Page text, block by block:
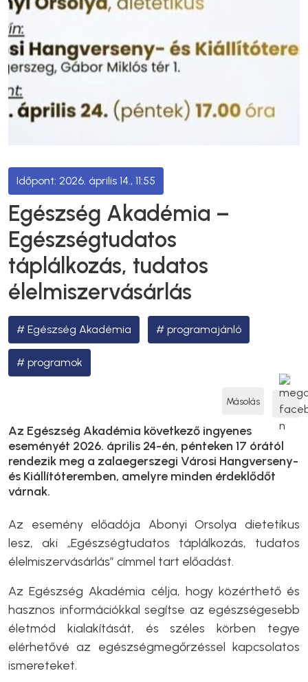
2026. április 14., 11:55
Egészség Akadémia –
Egészségtudatos
táplálkozás, tudatos
élelmiszervásárlás
Egészség Akadémia programajánló
programok
Másolás
Az Egészség Akadémia következő ingyenes
eseményét 2026. április 24-én, pénteken 17 órától
rendezik meg a zalaegerszegi Városi Hangverseny-
és Kiállítóteremben, amelyre minden érdeklődőt
várnak.
Az esemény előadója Abonyi Orsolya dietetikus
lesz, aki „Egészségtudatos táplálkozás, tudatos
élelmiszervásárlás” címmel tart előadást.
Az Egészség Akadémia célja, hogy közérthető és
hasznos információkkal segítse az egészségesebb
életmód kialakítását, és széles körben tegye
elérhetővé az egészségmegőrzéssel kapcsolatos
ismereteket.